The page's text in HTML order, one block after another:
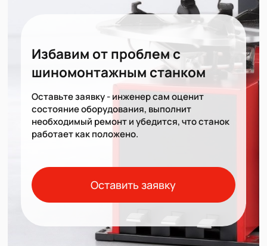
Избавим от проблем с
шиномонтажным станком
Оставьте заявку - инженер сам оценит
состояние оборудования, выполнит
необходимый ремонт и убедится, что станок
работает как положено.
Оставить заявку